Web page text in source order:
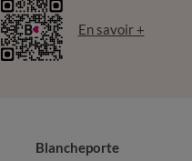
En savoir +
Blancheporte